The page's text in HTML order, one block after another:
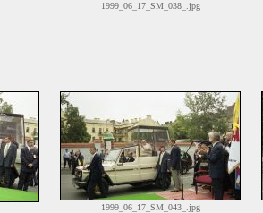
1999_06_17_SM_038_.jpg
1999_06_17_SM_043_.jpg